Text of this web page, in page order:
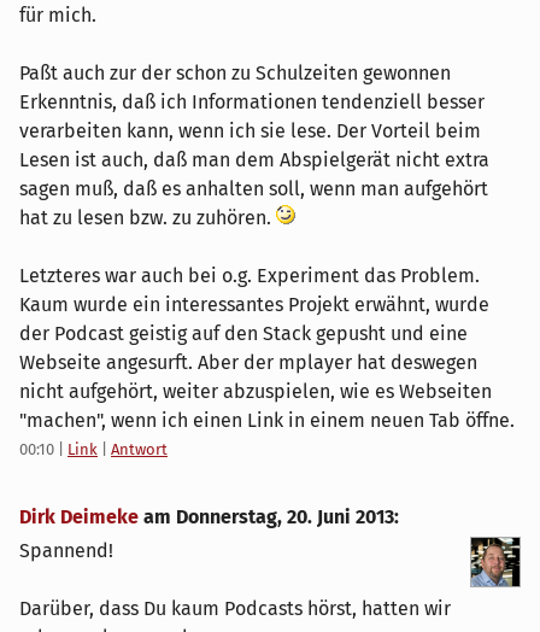
für mich.
Paßt auch zur der schon zu Schulzeiten gewonnen
Erkenntnis, daß ich Informationen tendenziell besser
verarbeiten kann, wenn ich sie lese. Der Vorteil beim
Lesen ist auch, daß man dem Abspielgerät nicht extra
sagen muß, daß es anhalten soll, wenn man aufgehört
hat zu lesen bzw. zu zuhören.
Letzteres war auch bei o.g. Experiment das Problem.
Kaum wurde ein interessantes Projekt erwähnt, wurde
der Podcast geistig auf den Stack gepusht und eine
Webseite angesurft. Aber der mplayer hat deswegen
nicht aufgehört, weiter abzuspielen, wie es Webseiten
"machen", wenn ich einen Link in einem neuen Tab öffne.
00:10 Link Antwort
Dirk Deimeke am Donnerstag, 20. Juni 2013:
Spannend!
Darüber, dass Du kaum Podcasts hörst, hatten wir